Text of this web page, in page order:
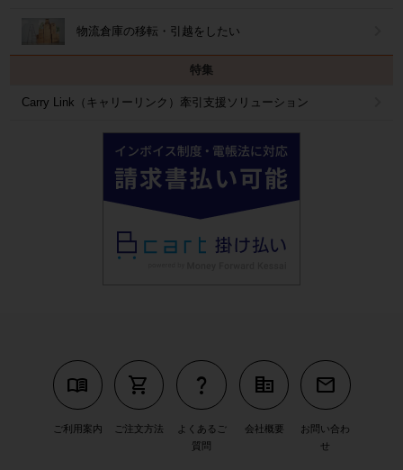
物流倉庫の移転・引越をしたい
特集
Carry Link（キャリーリンク）牽引支援ソリューション
menu_book
ご利用案内
shopping_cart
ご注文方法
question_mark
よくあるご
質問
corporate_fare
会社概要
mail
お問い合わ
せ